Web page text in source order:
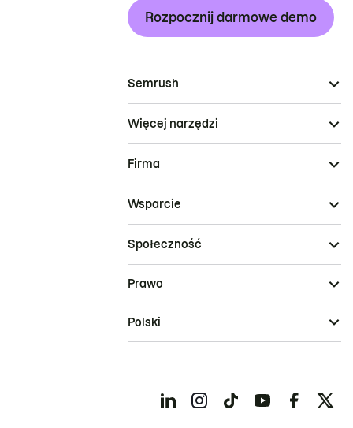
Rozpocznij darmowe demo
Semrush
Więcej narzędzi
Firma
Wsparcie
Społeczność
Prawo
Polski